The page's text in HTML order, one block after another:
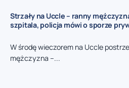
Strzały na Uccle – ranny
szpitala, policja mówi o sporze
W środę wieczorem na Uccle
mężczyzna –...